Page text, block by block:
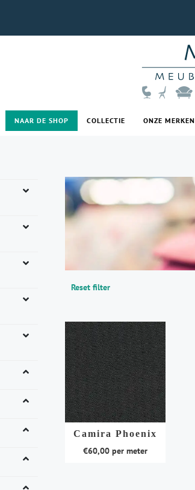
NAAR DE SHOP COLLECTIE ONZE MERKEN
Reset filter
Camira Phoenix
€60,00per meter